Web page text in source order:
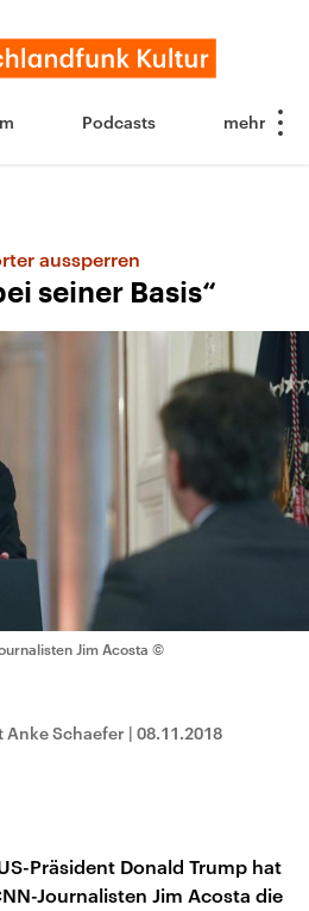
Podcasts
aussperren
seiner Basis“
Jim Acosta ©
Anke Schaefer | 08.11.2018
Präsident Donald Trump hat
Journalisten Jim Acosta die